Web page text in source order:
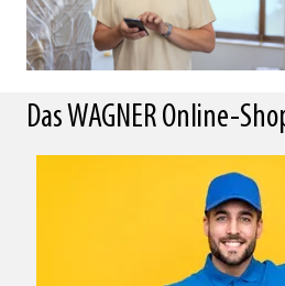
Das WAGNER Online-